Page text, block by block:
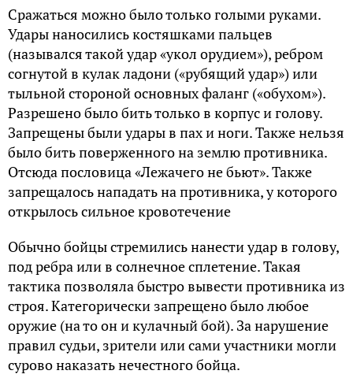
Сражаться можно было только голыми руками.
Удары наносились костяшками пальцев
(назывался такой удар «укол орудием»), ребром
согнутой в кулак ладони («рубящий удар») или
тыльной стороной основных фаланг («обухом»).
Разрешено было бить только в корпус и голову.
Запрещены были удары в пах и ноги. Также нельзя
было бить поверженного на землю противника.
Отсюда пословица «Лежачего не бьют». Также
запрещалось нападать на противника, у которого
открылось сильное кровотечение
Обычно бойцы стремились нанести удар в голову,
под ребра или в солнечное сплетение. Такая
тактика позволяла быстро вывести противника из
строя. Категорически запрещено было любое
оружие (на то он и кулачный бой). За нарушение
правил судьи, зрители или сами участники могли
сурово наказать нечестного бойца.